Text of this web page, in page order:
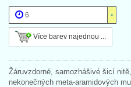
6
Více barev najednou ...
Žáruvzdorné, samozhášivé šicí
nekonečných meta-aramidových